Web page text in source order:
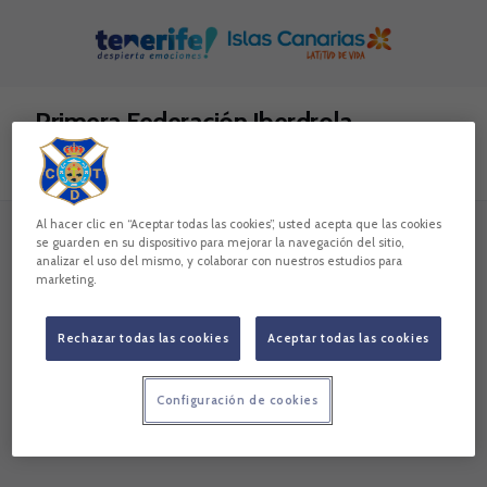
Primera Federación Iberdrola
Todo Noticias
Lo sentimos, no hemos encontrado nada.
Intenta otra búsqueda.
Al hacer clic en “Aceptar todas las cookies”, usted acepta que las cookies
se guarden en su dispositivo para mejorar la navegación del sitio,
analizar el uso del mismo, y colaborar con nuestros estudios para
marketing.
Rechazar todas las cookies Aceptar todas las cookies
Configuración de cookies